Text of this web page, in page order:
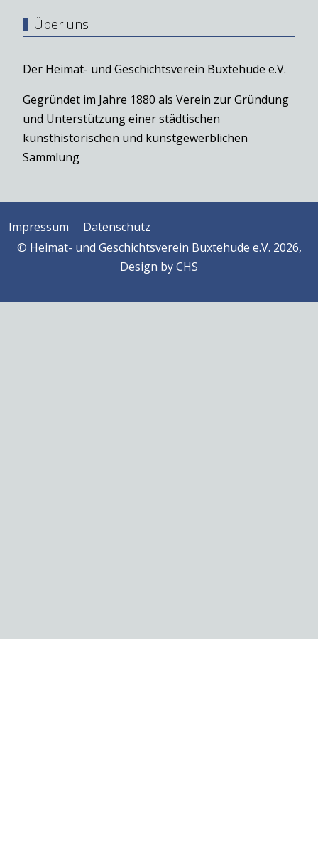
Über uns
Der Heimat- und Geschichtsverein Buxtehude e.V.
Gegründet im Jahre 1880 als Verein zur Gründung
und Unterstützung einer städtischen
kunsthistorischen und kunstgewerblichen
Sammlung
Impressum
Datenschutz
© Heimat- und Geschichtsverein Buxtehude e.V. 2026,
Design byCHS